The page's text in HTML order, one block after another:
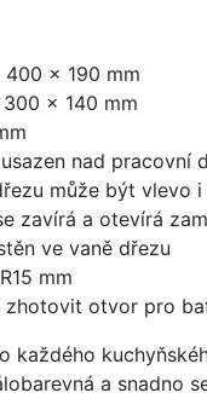
x 190 mm
x 140 mm
nad pracovní
může být vlevo
zavírá a otevírá
ve vaně dřezu
mm
otvor pro
každého
a snadno